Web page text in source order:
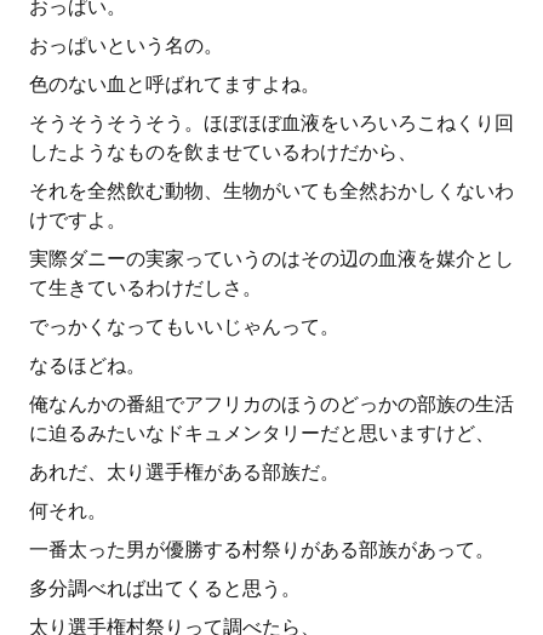
おっぱい。
おっぱいという名の。
色のない血と呼ばれてますよね。
そうそうそうそう。ほぼほぼ血液をいろいろこねくり回
したようなものを飲ませているわけだから、
それを全然飲む動物、生物がいても全然おかしくないわ
けですよ。
実際ダニーの実家っていうのはその辺の血液を媒介とし
て生きているわけだしさ。
でっかくなってもいいじゃんって。
なるほどね。
俺なんかの番組でアフリカのほうのどっかの部族の生活
に迫るみたいなドキュメンタリーだと思いますけど、
あれだ、太り選手権がある部族だ。
何それ。
一番太った男が優勝する村祭りがある部族があって。
多分調べれば出てくると思う。
太り選手権村祭りって調べたら、